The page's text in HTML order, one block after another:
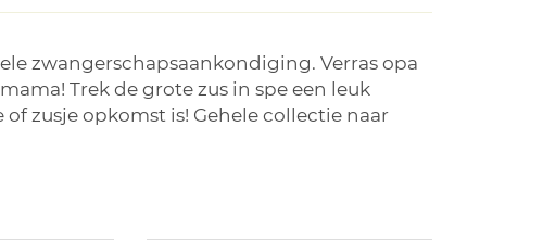
zwangerschapsaankondiging. Verras opa
Trek de grote zus in spe een leuk
zusje opkomst is! Gehele collectie naar